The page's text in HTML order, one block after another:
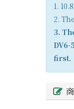
1.
2.
3.
first.